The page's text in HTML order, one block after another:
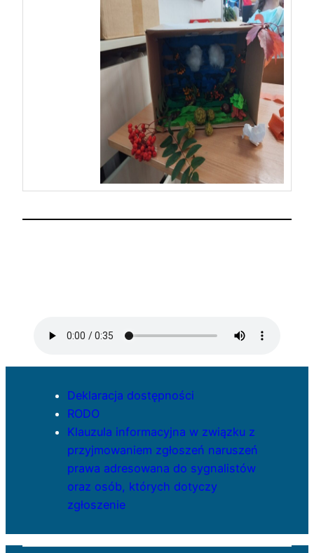
Deklaracja dostępności
RODO
Klauzula informacyjna w związku z
przyjmowaniem zgłoszeń naruszeń
prawa adresowana do sygnalistów
oraz osób, których dotyczy
zgłoszenie